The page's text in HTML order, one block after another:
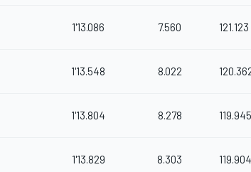
1'13.086 7.560 121.123
1'13.548 8.022
1'13.804 8.278 119.945
1'13.829 8.303 119.904